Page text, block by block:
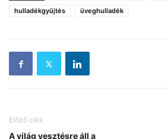
hulladékgyűjtés
üveghulladék
Előző cikk
A világ vesztésre áll a